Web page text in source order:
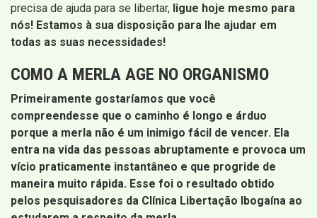
precisa de ajuda para se libertar, ligue hoje mesmo para
nós! Estamos à sua disposição para lhe ajudar em
todas as suas necessidades!
COMO A MERLA AGE NO ORGANISMO
Primeiramente gostaríamos que você
compreendesse que o caminho é longo e árduo
porque a merla não é um inimigo fácil de vencer. Ela
entra na vida das pessoas abruptamente e provoca um
vício praticamente instantâneo e que progride de
maneira muito rápida. Esse foi o resultado obtido
pelos pesquisadores da Clínica Libertação Ibogaína ao